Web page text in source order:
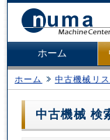
ホーム
ホーム 中古機械リス
中古機械